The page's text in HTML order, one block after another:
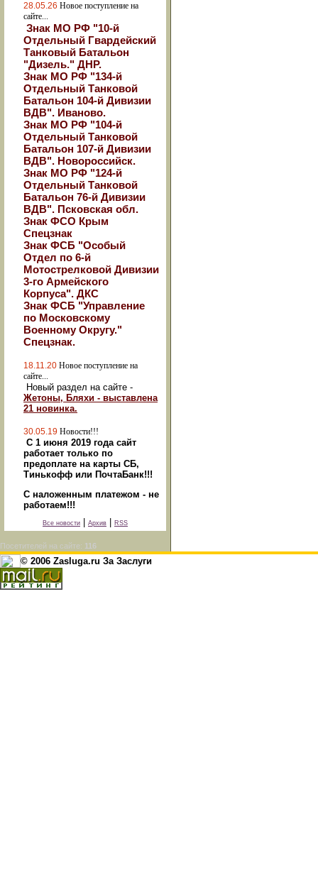
28.05.26 Новое поступление на
сайте...
Знак МО РФ "10-й
Отдельный Гвардейский
Танковый Батальон
"Дизель." ДНР.
Знак МО РФ "134-й
Отдельный Танковой
Батальон 104-й Дивизии
ВДВ". Иваново.
Знак МО РФ "104-й
Отдельный Танковой
Батальон 107-й Дивизии
ВДВ". Новороссийск.
Знак МО РФ "124-й
Отдельный Танковой
Батальон 76-й Дивизии
ВДВ". Псковская обл.
Знак ФСО Крым
Спецзнак
Знак ФСБ "Особый
Отдел по 6-й
Мотострелковой Дивизии
3-го Армейского
Корпуса". ДКС
Знак ФСБ "Управление
по Московскому
Военному Округу."
Спецзнак.
18.11.20 Новое поступление на
сайте...
Новый раздел на сайте -
Жетоны, Бляхи - выставлена
21 новинка.
30.05.19 Новости!!!
С 1 июня 2019 года сайт
работает только по
предоплате на карты СБ,
Тинькофф или ПочтаБанк!!!
С наложенным платежом - не
работаем!!!
Все новости Архив RSS
Посетителей на сайте: 116
© 2006 Zasluga.ru За Заслуги